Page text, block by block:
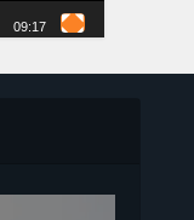
09:17